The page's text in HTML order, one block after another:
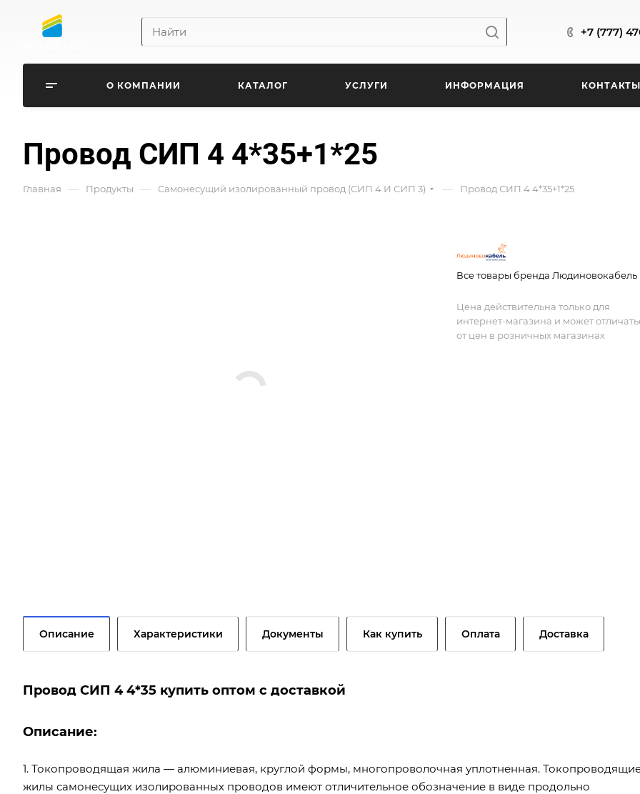
+7 (777)
О КОМПАНИИ КАТАЛОГ УСЛУГИ ИНФОРМАЦИЯ
Провод СИП 4 4*35+1*25
Главная — Продукты — Самонесущий изолированный провод (СИП 4 И СИП 3) — Провод СИП 4 4*35+1*25
Все товары бренда Людиновокабель
Цена действительна только для
интернет-магазина и может
от цен в розничных магазинах
Описание Характеристики Документы Как купить Оплата Доставка
Провод СИП 4 4*35 купить оптом с доставкой
Описание:
1. Токопроводящая жила — алюминиевая, круглой формы, многопроволочная уплотнен­ная.
жилы самонесущих изолированных проводов имеют отличительное обозначение в виде продольно